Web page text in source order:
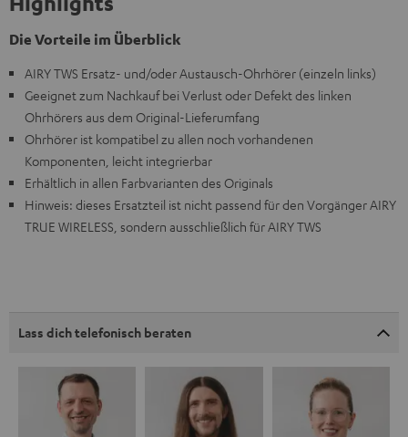
Die Vorteile im Überblick
AIRY TWS Ersatz- und/oder Austausch-Ohrhörer (einzeln links)
Geeignet zum Nachkauf bei Verlust oder Defekt des linken
Ohrhörers aus dem Original-Lieferumfang
Ohrhörer ist kompatibel zu allen noch vorhandenen
Komponenten, leicht integrierbar
Erhältlich in allen Farbvarianten des Originals
Hinweis: dieses Ersatzteil ist nicht passend für den Vorgänger AIRY
TRUE WIRELESS, sondern ausschließlich für AIRY TWS
Lass dich telefonisch beraten